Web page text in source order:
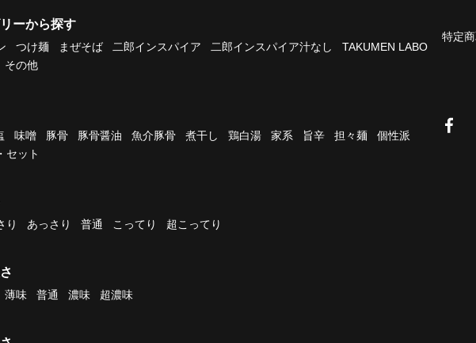
ーから探す
つけ麺 まぜそば 二郎インスパイア 二郎インスパイア汁なし
TAKUMEN LABO
その他
味噌 豚骨 豚骨醤油 魚介豚骨 煮干し 鶏白湯 家系 旨辛 担々麺
個性派
セット
り あっさり 普通 こってり 超こってり
薄味 普通 濃味 超濃味
特定